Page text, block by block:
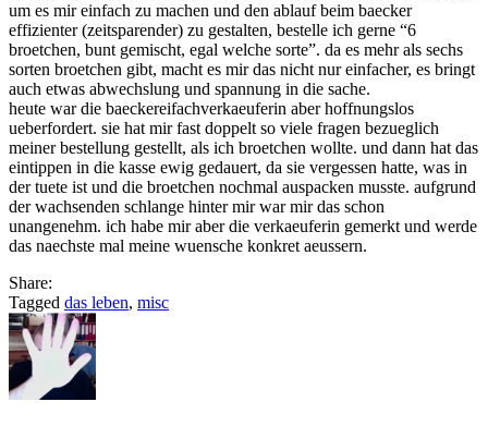
um es mir einfach zu machen und den ablauf beim baecker
effizienter (zeitsparender) zu gestalten, bestelle ich gerne “6
broetchen, bunt gemischt, egal welche sorte”. da es mehr als sechs
sorten broetchen gibt, macht es mir das nicht nur einfacher, es bringt
auch etwas abwechslung und spannung in die sache.
heute war die baeckereifachverkaeuferin aber hoffnungslos
ueberfordert. sie hat mir fast doppelt so viele fragen bezueglich
meiner bestellung gestellt, als ich broetchen wollte. und dann hat das
eintippen in die kasse ewig gedauert, da sie vergessen hatte, was in
der tuete ist und die broetchen nochmal auspacken musste. aufgrund
der wachsenden schlange hinter mir war mir das schon
unangenehm. ich habe mir aber die verkaeuferin gemerkt und werde
das naechste mal meine wuensche konkret aeussern.
Share:
Tagged das leben, misc